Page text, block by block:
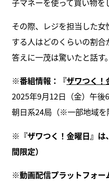
その際、レジを担当した
する人はどのくらいの割
答えに一茂は驚いたと話す。
※番組情報：『ザワつく！
2025年9月12日（金）午
朝日系24局（※一部地域を
※『ザワつく！金曜日』は、
間限定）
※動画配信プラットフォー